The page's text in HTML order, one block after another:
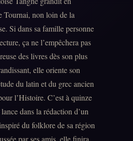
Tournai, non loin de la
Si dans sa famille personne
ça ne l’empêchera pas
des livres dès son plus
elle oriente son
du latin et du grec ancien
l’Histoire. C’est à quinze
dans la rédaction d’un
du folklore de sa région
par ses amis, elle finira